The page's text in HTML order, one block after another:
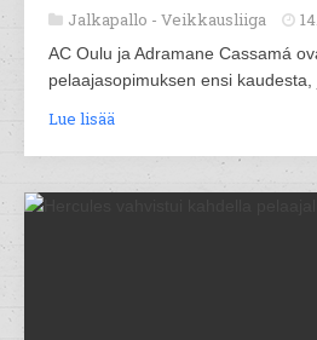
Jalkapallo - Veikkausliiga
AC Oulu ja Adramane Cassamá
pelaajasopimuksen ensi
Lue lisää